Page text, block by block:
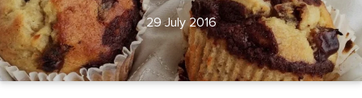
29 July 2016